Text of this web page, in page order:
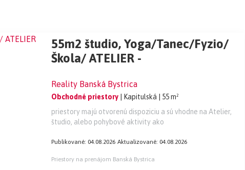
55m2 študio, Yoga/Tanec/Fyzio/
Škola/ ATELIER -
Reality Banská Bystrica
Obchodné priestory | Kapitulská
| 55 m²
priestory majú otvorenú dispoziciu a sú vhodne na Atelier,
študio, alebo pohybové aktivity ako
Publikované: 04.08.2026 Aktualizované: 04.08.2026
Priestory na prenájom Banská Bystrica